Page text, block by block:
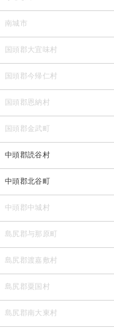
南城市
国頭郡大宜味村
国頭郡今帰仁村
国頭郡恩納村
国頭郡金武町
中頭郡読谷村
中頭郡北谷町
中頭郡中城村
島尻郡与那原町
島尻郡渡嘉敷村
島尻郡粟国村
島尻郡南大東村